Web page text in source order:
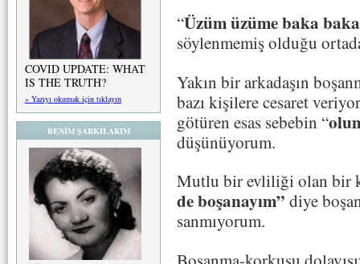
COVID UPDATE: WHAT
IS THE TRUTH?
» Yazıyı okumak için tıklayın
BENİM ŞARKILARIM
“Üzüm üzüme baka
söylenmemiş olduğu
Yakın bir arkadaşın
bazı kişilere cesaret
götüren esas sebebin “
düşünüyorum.
Mutlu bir evliliği olan bir
de boşanayım” diye
sanmıyorum.